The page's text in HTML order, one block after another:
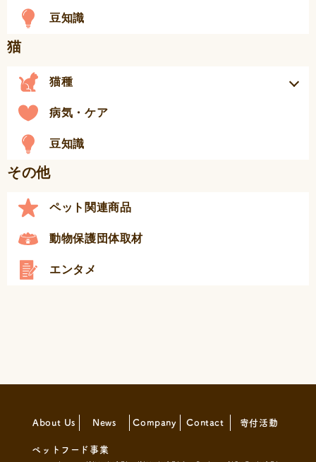
豆知識
猫
猫種
病気・ケア
豆知識
その他
ペット関連商品
動物保護団体取材
エンタメ
About Us News Company Contact 寄付活動
ペットフード事業